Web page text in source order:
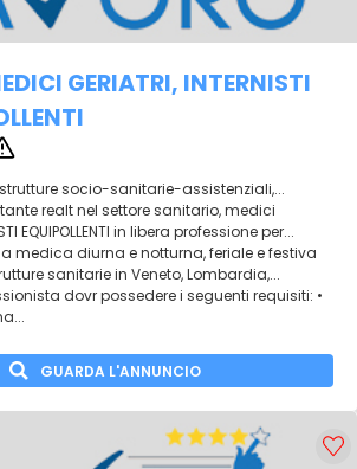
GERIATRI, INTERNISTI
socio-sanitarie-assistenziali,...
realt nel settore sanitario, medici
EQUIPOLLENTI in libera professione per...
medica diurna e notturna, feriale e festiva
sanitarie in Veneto, Lombardia,...
dovr possedere i seguenti requisiti: •
GUARDA L'ANNUNCIO